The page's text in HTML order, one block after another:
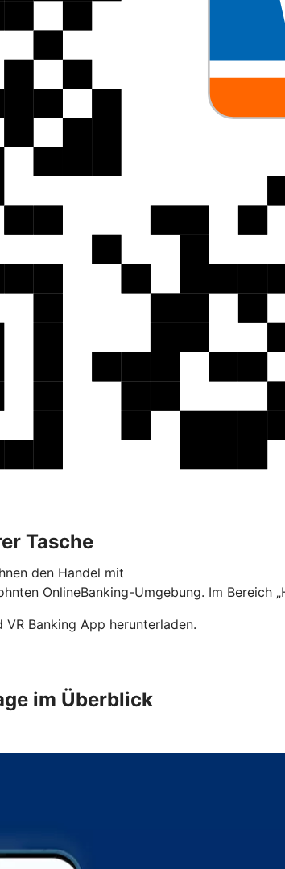
Tasche
den Handel mit
OnlineBanking-Umgebung. Im Bereich
VR Banking App herunterladen.
im Überblick